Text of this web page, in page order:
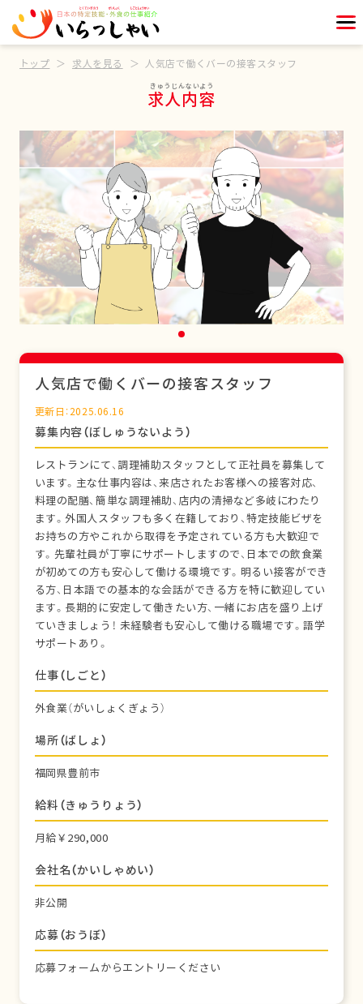
トップ 求人を見る 人気店で働くバーの接客スタッフ
求人内容
人気店で働くバーの接客スタッフ
更新日：2025.06.16
募集内容（ぼしゅうないよう）
レストランにて、調理補助スタッフとして正社員を募集して
います。主な仕事内容は、来店されたお客様への接客対応、
料理の配膳、簡単な調理補助、店内の清掃など多岐にわたり
ます。外国人スタッフも多く在籍しており、特定技能ビザを
お持ちの方やこれから取得を予定されている方も大歓迎で
す。先輩社員が丁寧にサポートしますので、日本での飲食業
が初めての方も安心して働ける環境です。明るい接客ができ
る方、日本語での基本的な会話ができる方を特に歓迎してい
ます。長期的に安定して働きたい方、一緒にお店を盛り上げ
ていきましょう！ 未経験者も安心して働ける職場です。語学
サポートあり。
仕事（しごと）
外食業（がいしょくぎょう）
場所（ばしょ）
福岡県豊前市
給料（きゅうりょう）
月給￥290,000
会社名（かいしゃめい）
非公開
応募（おうぼ）
応募フォームからエントリーください